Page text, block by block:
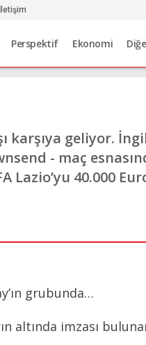
İletişim
Perspektif Ekonomi
karşıya geliyor.
- maç
40.000
grubunda…
altında imzası